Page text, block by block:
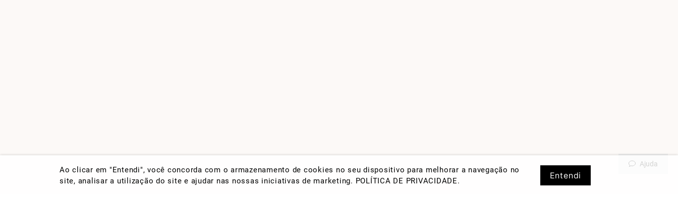
Ao clicar em "Entendi", você concorda com o armazenamento de cookies no seu dispositivo para melhorar a navegação no
site, analisar a utilização do site e ajudar nas nossas iniciativas de marketing. POLÍTICA DE PRIVACIDADE.
Entendi
Ajuda